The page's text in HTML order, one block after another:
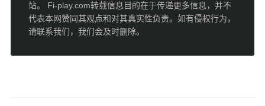
站。 Fi-play.com转载信息目的在于传递更多信息，并不
代表本网赞同其观点和对其真实性负责。如有侵权行为，
请联系我们，我们会及时删除。